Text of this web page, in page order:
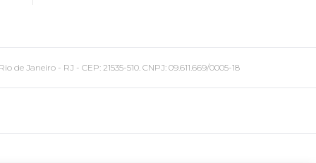
Janeiro - RJ - CEP: 21535-510. CNPJ: 09.611.669/0005-18